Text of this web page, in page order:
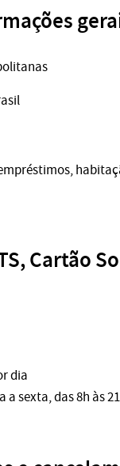
Cartão
dia
sexta, das 8h às